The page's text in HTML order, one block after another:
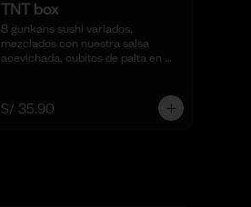
TNT box
8 gunkans sushi variados,
mezclados con nuestra salsa
acevichada, cubitos de palta en
S/ 35.90